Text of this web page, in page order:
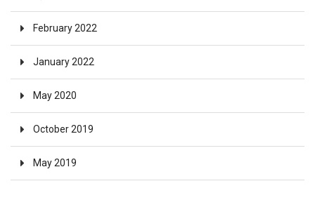
February 2022
January 2022
May 2020
October 2019
May 2019